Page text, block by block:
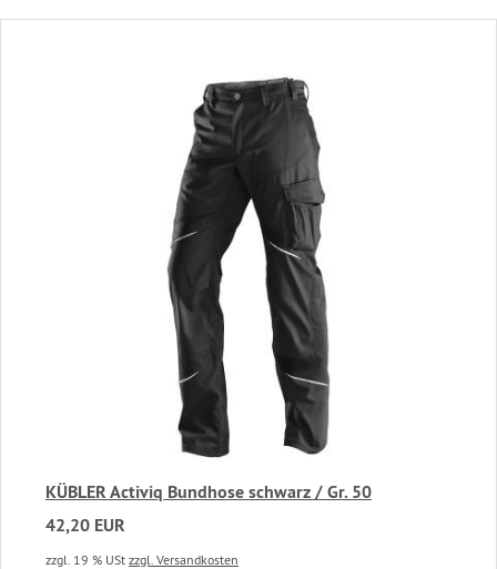
KÜBLER Activiq Bundhose schwarz / Gr. 50
42,20 EUR
zzgl. 19 % USt zzgl. Versandkosten